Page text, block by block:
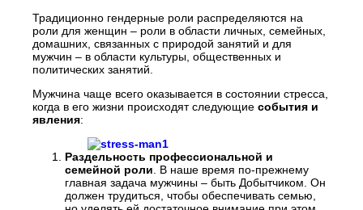
Традиционно гендерные роли распределяются на
роли для женщин – роли в области личных, семейных,
домашних, связанных с природой занятий и для
мужчин – в области культуры, общественных и
политических занятий.
Мужчина чаще всего оказывается в состоянии стресса,
когда в его жизни происходят следующие события и
явления:
Раздельность профессиональной и
семейной роли . В наше время по-прежнему
главная задача мужчины – быть Добытчиком. Он
должен трудиться, чтобы обеспечивать семью,